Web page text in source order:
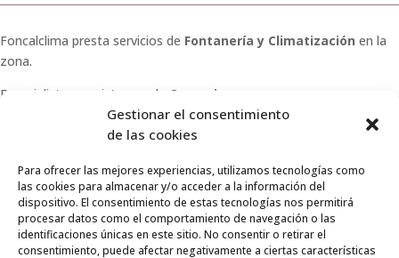
Gestionar el consentimiento
de las cookies
Para ofrecer las mejores experiencias, utilizamos tecnologías como
las cookies para almacenar y/o acceder a la información del
dispositivo. El consentimiento de estas tecnologías nos permitirá
procesar datos como el comportamiento de navegación o las
identificaciones únicas en este sitio. No consentir o retirar el
consentimiento, puede afectar negativamente a ciertas características
Foncalclima presta servicios de Fontanería y Climatización en la
zona.
Especialistas en sistemas de
Osmosis
Pide presupuesto sin compromiso o llámanos y haz tu
© 2026 Foncalclima · Todos los derechos reservados